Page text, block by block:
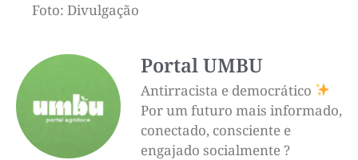
Foto: Divulgação
Portal UMBU
Antirracista e democrático
Por um futuro mais informado,
conectado, consciente e
engajado socialmente ?